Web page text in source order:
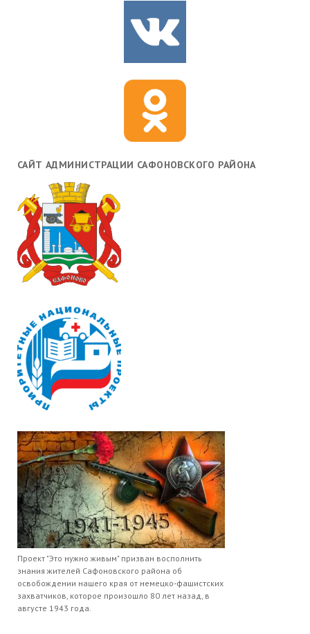
САЙТ АДМИНИСТРАЦИИ САФОНОВСКОГО РАЙОНА
Проект "Это нужно живым" призван восполнить
знания жителей Сафоновского района об
освобождении нашего края от немецко-фашистских
захватчиков, которое произошло 80 лет назад, в
августе 1943 года.